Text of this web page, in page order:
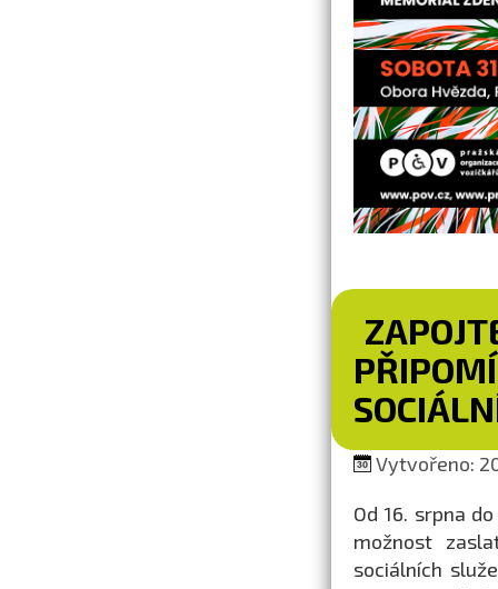
Vytvořeno:
Od 16. srpna
možnost
sociálních